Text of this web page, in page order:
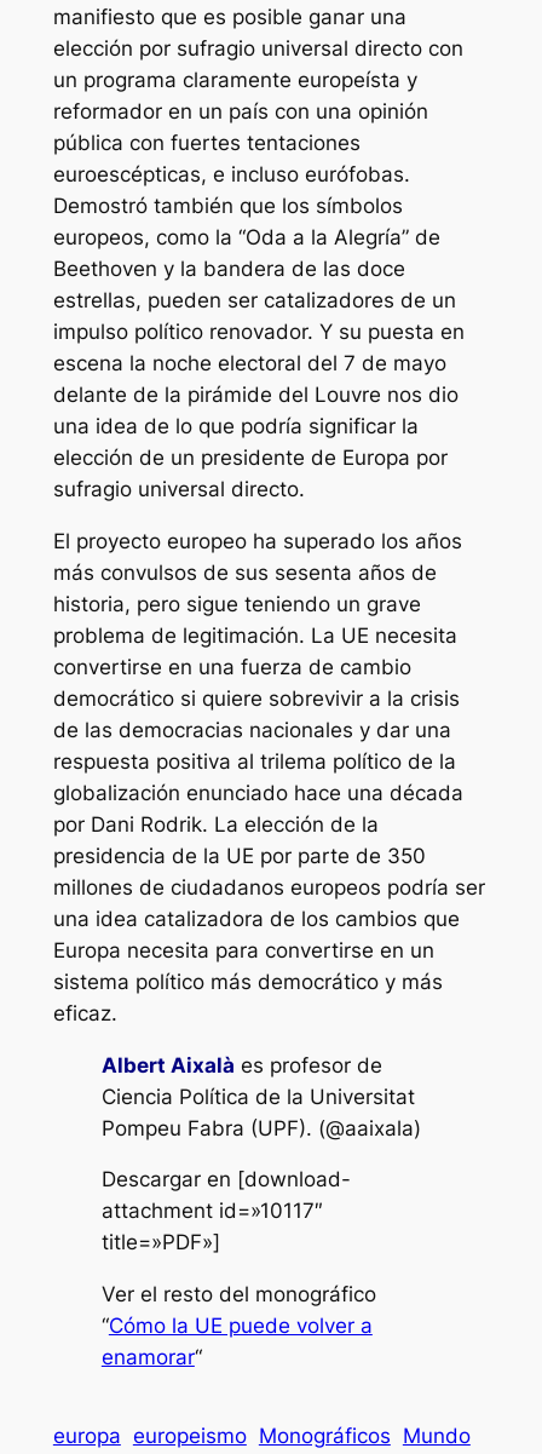
manifiesto que es posible ganar una
elección por sufragio universal directo con
un programa claramente europeísta y
reformador en un país con una opinión
pública con fuertes tentaciones
euroescépticas, e incluso eurófobas.
Demostró también que los símbolos
europeos, como la “Oda a la Alegría” de
Beethoven y la bandera de las doce
estrellas, pueden ser catalizadores de un
impulso político renovador. Y su puesta en
escena la noche electoral del 7 de mayo
delante de la pirámide del Louvre nos dio
una idea de lo que podría significar la
elección de un presidente de Europa por
sufragio universal directo.
El proyecto europeo ha superado los años
más convulsos de sus sesenta años de
historia, pero sigue teniendo un grave
problema de legitimación. La UE necesita
convertirse en una fuerza de cambio
democrático si quiere sobrevivir a la crisis
de las democracias nacionales y dar una
respuesta positiva al trilema político de la
globalización enunciado hace una década
por Dani Rodrik. La elección de la
presidencia de la UE por parte de 350
millones de ciudadanos europeos podría ser
una idea catalizadora de los cambios que
Europa necesita para convertirse en un
sistema político más democrático y más
eficaz.
Albert Aixalà es profesor de
Ciencia Política de la Universitat
Pompeu Fabra (UPF). (@aaixala)
Descargar en [download-
attachment id=»10117″
title=»PDF»]
Ver el resto del monográfico
“Cómo la UE puede volver a
enamorar“
europa europeismo Monográficos Mundo